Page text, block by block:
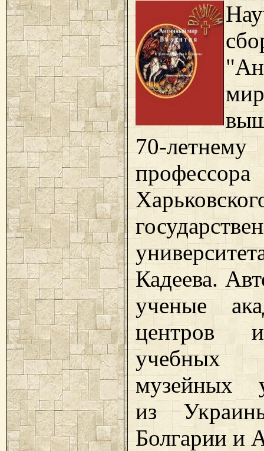
70-
профессора
Кадеева.
ученые
центров
учебных
музейных
из
Болгарии и